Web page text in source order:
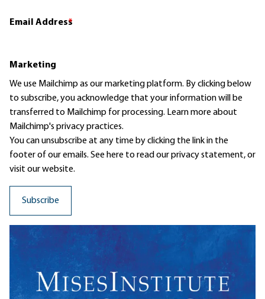
Email Address
*
Marketing
We use Mailchimp as our marketing platform. By clicking below
to subscribe, you acknowledge that your information will be
transferred to Mailchimp for processing. Learn moreabout
Mailchimp's privacy practices.
You can unsubscribe at any time by clicking the link in the
footer of our emails. See here to read ourprivacy statement, or
visit our website.